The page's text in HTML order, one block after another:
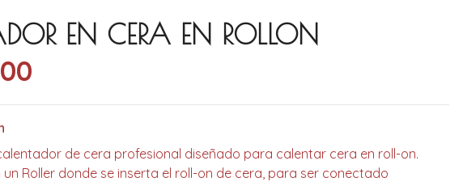
EN CERA EN ROLLON
de cera profesional diseñado para calentar cera en roll-on.
un Roller donde se inserta el roll-on de cera, para ser conectado